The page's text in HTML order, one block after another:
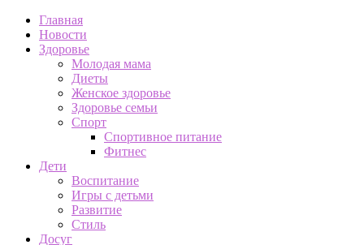
Главная
Новости
Здоровье
Молодая мама
Диеты
Женское здоровье
Здоровье семьи
Спорт
Спортивное питание
Фитнес
Дети
Воспитание
Игры с детьми
Развитие
Стиль
Досуг